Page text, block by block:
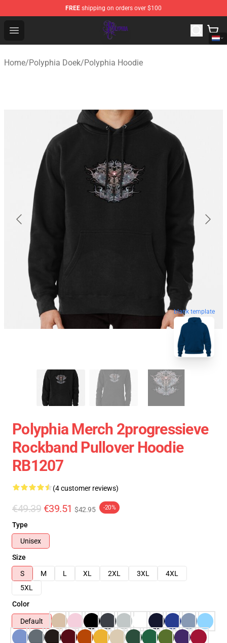
FREE shipping on orders over $100
Open menu
Polyphia Shop - Official Polyphia Merchandise Store
Home/Polyphia Doek/Polyphia Hoodie
blank template
Polyphia Merch 2progressieve
Rockband Pullover Hoodie
RB1207
(4 customer reviews)
€49.39 €39.51 $42.95 -20%
Type
Unisex
Size
S
M L XL 2XL 3XL
4XL
5XL
Color
Default